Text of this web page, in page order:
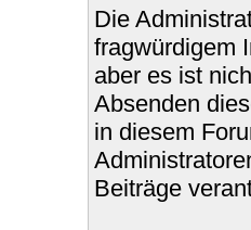
Die
fragwürdigem
aber es ist
Absenden
in diesem
Beiträge